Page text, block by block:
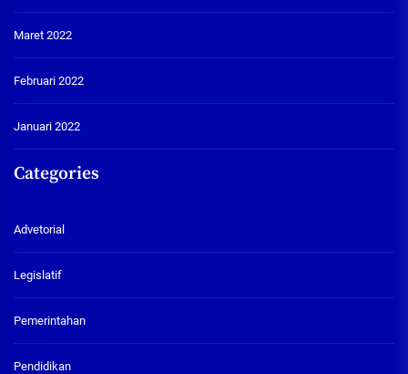
Maret 2022
Februari 2022
Januari 2022
Categories
Advetorial
Legislatif
Pemerintahan
Pendidikan